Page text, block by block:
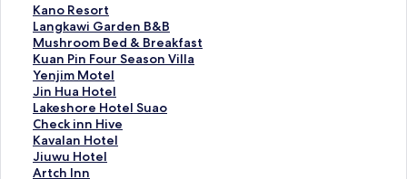
Kano Resort
K
a
n
o
R
e
s
o
r
t
的
Langkawi Garden B&B
L
a
n
g
k
a
w
i
G
a
Mushroom Bed & Breakfast
M
u
s
h
r
o
o
m
B
Kuan Pin Four Season Villa
K
u
a
n
P
i
n
F
Yenjim Motel
Y
e
n
j
i
m
M
Jin Hua Hotel
J
i
n
H
u
a
Lakeshore Hotel Suao
L
a
k
e
s
Check inn Hive
C
h
e
c
Kavalan Hotel
K
a
v
Jiuwu Hotel
J
iArtch Inn
A